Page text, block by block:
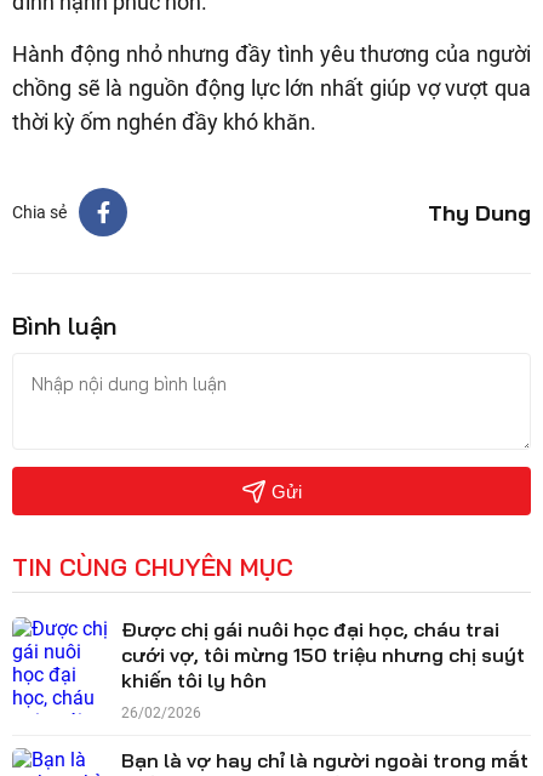
Hành động nhỏ nhưng đầy tình yêu thương của người
chồng sẽ là nguồn động lực lớn nhất giúp vợ vượt qua
thời kỳ ốm nghén đầy khó khăn.
Chia sẻ Thy Dung
Bình luận
Gửi
TIN CÙNG CHUYÊN MỤC
Được chị gái nuôi học đại học, cháu trai
cưới vợ, tôi mừng 150 triệu nhưng chị suýt
khiến tôi ly hôn
26/02/2026
Bạn là vợ hay chỉ là người ngoài trong mắt